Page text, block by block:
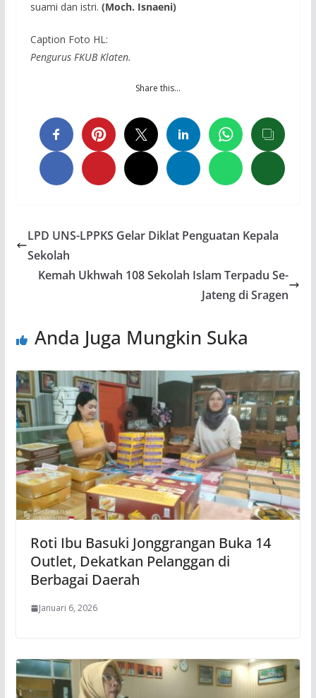
suami dan istri. (Moch. Isnaeni)
Caption Foto HL:
Pengurus FKUB Klaten.
Share this…
LPD UNS-LPPKS Gelar Diklat Penguatan Kepala
Sekolah
Kemah Ukhwah 108 Sekolah Islam Terpadu Se-
Jateng di Sragen
Anda Juga Mungkin Suka
Roti Ibu Basuki Jonggrangan Buka 14
Outlet, Dekatkan Pelanggan di
Berbagai Daerah
Januari 6, 2026